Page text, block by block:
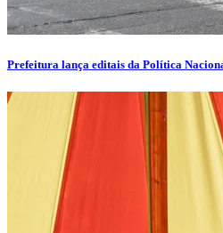
Prefeitura lança editais da Política